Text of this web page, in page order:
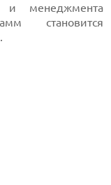
и менеджмента
становится